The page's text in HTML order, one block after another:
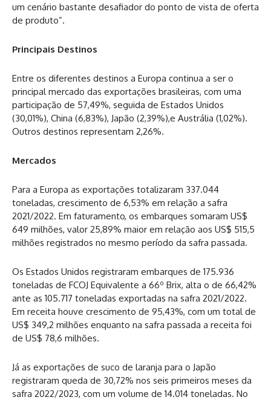
um cenário bastante desafiador do ponto de vista de oferta
de produto”.
Principais Destinos
Entre os diferentes destinos a Europa continua a ser o
principal mercado das exportações brasileiras, com uma
participação de 57,49%, seguida de Estados Unidos
(30,01%), China (6,83%), Japão (2,39%),e Austrália (1,02%).
Outros destinos representam 2,26%.
Mercados
Para a Europa as exportações totalizaram 337.044
toneladas, crescimento de 6,53% em relação a safra
2021/2022. Em faturamento, os embarques somaram US$
649 milhões, valor 25,89% maior em relação aos US$ 515,5
milhões registrados no mesmo período da safra passada.
Os Estados Unidos registraram embarques de 175.936
toneladas de FCOJ Equivalente a 66º Brix, alta o de 66,42%
ante as 105.717 toneladas exportadas na safra 2021/2022.
Em receita houve crescimento de 95,43%, com um total de
US$ 349,2 milhões enquanto na safra passada a receita foi
de US$ 78,6 milhões.
Já as exportações de suco de laranja para o Japão
registraram queda de 30,72% nos seis primeiros meses da
safra 2022/2023, com um volume de 14.014 toneladas. No